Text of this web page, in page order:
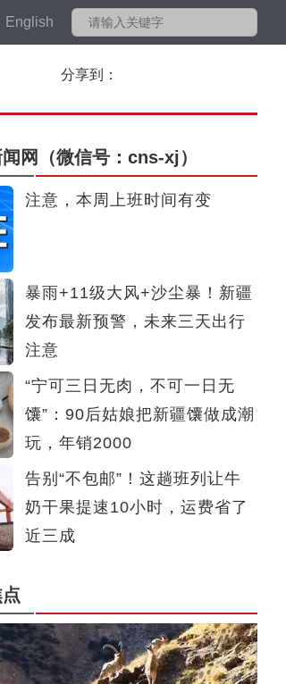
English
分享到：
网 （微信号：cns-xj）
注意，本周上班时间有变
暴雨+11级大风+沙尘暴！新疆
发布最新预警，未来三天出行
注意
“宁可三日无肉，不可一日无
馕”：90后姑娘把新疆馕做成潮
玩，年销2000
告别“不包邮”！这趟班列让牛
奶干果提速10小时，运费省了
近三成
中国新疆民间艺术季在乌鲁木齐市启动
现代农机亮相新疆国际农业机械博览会